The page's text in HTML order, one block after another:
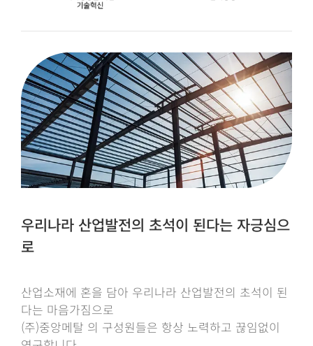
우리나라 산업발전의 초석이 된다는 자긍심으
로
산업소재에 혼을 담아 우리나라 산업발전의 초석이 된
다는 마음가짐으로
(주)중앙메탈 의 구성원들은 항상 노력하고 끊임없이